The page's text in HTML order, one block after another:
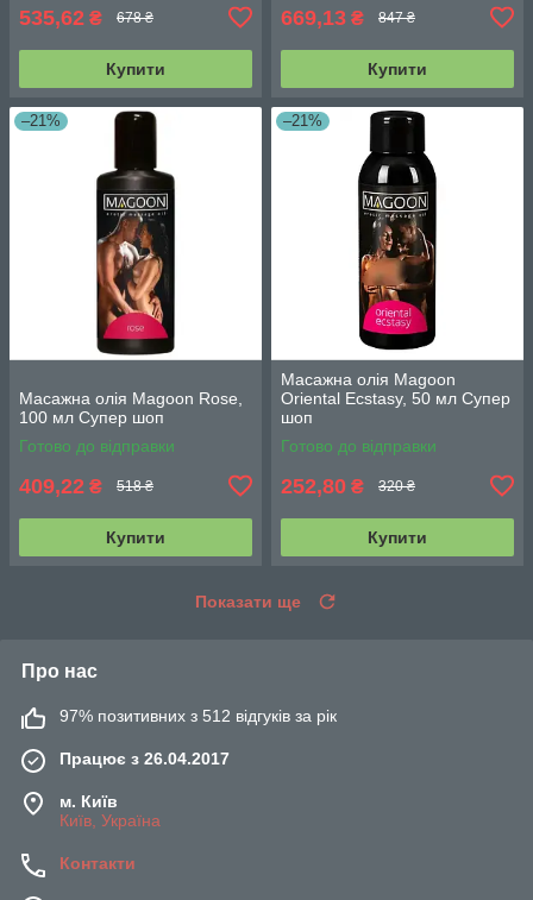
535,62 ₴ 678 ₴
Купити
669,13 ₴ 847 ₴
Купити
–21%
Масажна олія Magoon Rose,
100 мл Супер шоп
Готово до відправки
409,22 ₴ 518 ₴
Купити
–21%
Масажна олія Magoon
Oriental Ecstasy, 50 мл Супер
шоп
Готово до відправки
252,80 ₴ 320 ₴
Купити
Показати ще
Про нас
97% позитивних з 512 відгуків за рік
Працює з 26.04.2017
м. Київ
Київ, Україна
Контакти